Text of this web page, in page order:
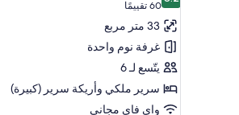
غرفة
واسعة
8.2 من 1060 تقييمًا
(60
تقييمًا)
33 متر مربع
غرفة نوم واحدة
يتّسع لـ 6
سرير ملكي‫‬ وأريكة سرير (كبيرة)
واي فاي مجاني